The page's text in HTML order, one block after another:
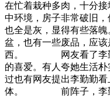
在忙着栽种多肉，十分
中环境，房子非常破旧
也全是灰，显得有些落
盆，也有一些废品，应
西。 网友看了李勤勤
的喜爱。有人夸她生活
过也有网友提出李勤勤
体。 前阵子，李勤勤